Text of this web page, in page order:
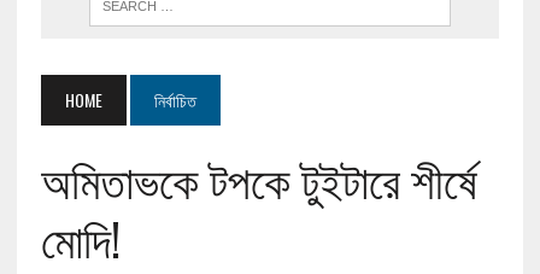
HOME নির্বাচিত
অমিতাভকে টপকে টুইটারে শীর্ষে
মোদি!